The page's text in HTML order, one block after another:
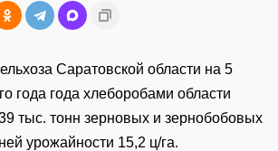
Саратовской области на 5
года года хлеборобами области
тыс. тонн зерновых и зернобобовых
урожайности 15,2 ц/га.